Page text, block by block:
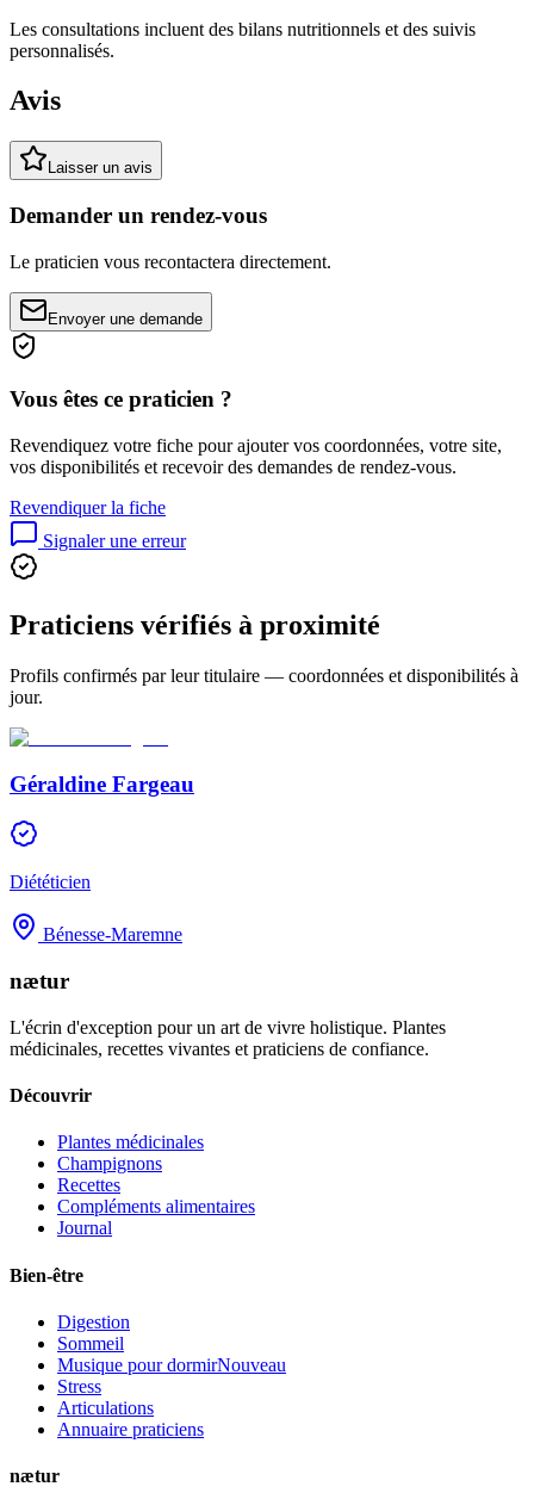
Les consultations incluent des bilans nutritionnels et des suivis
personnalisés.
Avis
Laisser un avis
Demander un rendez-vous
Le praticien vous recontactera directement.
Envoyer une demande
Vous êtes ce praticien ?
Revendiquez votre fiche pour ajouter vos coordonnées, votre site,
vos disponibilités et recevoir des demandes de rendez-vous.
Revendiquer la fiche
Signaler une erreur
Praticiens vérifiés à proximité
Profils confirmés par leur titulaire — coordonnées et disponibilités à
jour.
Géraldine Fargeau
Diététicien
Bénesse-Maremne
nætur
L'écrin d'exception pour un art de vivre holistique. Plantes
médicinales, recettes vivantes et praticiens de confiance.
Découvrir
Plantes médicinales
Champignons
Recettes
Compléments alimentaires
Journal
Bien-être
Digestion
Sommeil
Musique pour dormirNouveau
Stress
Articulations
Annuaire praticiens
nætur